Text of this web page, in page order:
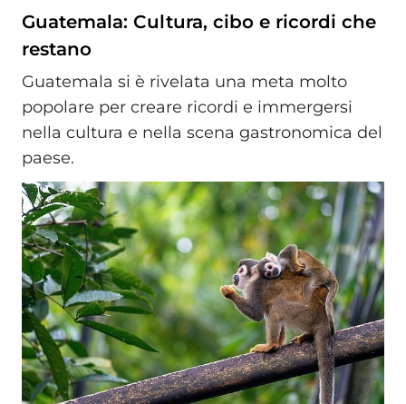
Guatemala: Cultura, cibo e ricordi che
restano
Guatemala si è rivelata una meta molto
popolare per creare ricordi e immergersi
nella cultura e nella scena gastronomica del
paese.